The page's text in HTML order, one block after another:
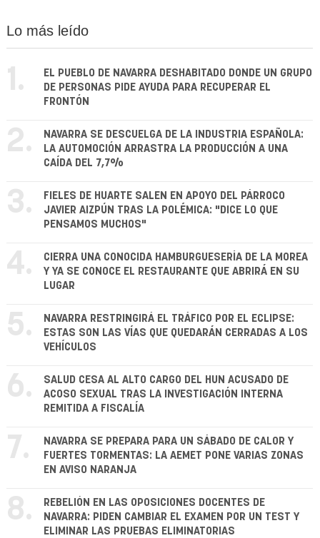
Lo más leído
1.
EL PUEBLO DE NAVARRA DESHABITADO DONDE UN GRUPO
DE PERSONAS PIDE AYUDA PARA RECUPERAR EL
FRONTÓN
2.
NAVARRA SE DESCUELGA DE LA INDUSTRIA ESPAÑOLA:
LA AUTOMOCIÓN ARRASTRA LA PRODUCCIÓN A UNA
CAÍDA DEL 7,7%
3.
FIELES DE HUARTE SALEN EN APOYO DEL PÁRROCO
JAVIER AIZPÚN TRAS LA POLÉMICA: "DICE LO QUE
PENSAMOS MUCHOS"
4.
CIERRA UNA CONOCIDA HAMBURGUESERÍA DE LA MOREA
Y YA SE CONOCE EL RESTAURANTE QUE ABRIRÁ EN SU
LUGAR
5.
NAVARRA RESTRINGIRÁ EL TRÁFICO POR EL ECLIPSE:
ESTAS SON LAS VÍAS QUE QUEDARÁN CERRADAS A LOS
VEHÍCULOS
6.
SALUD CESA AL ALTO CARGO DEL HUN ACUSADO DE
ACOSO SEXUAL TRAS LA INVESTIGACIÓN INTERNA
REMITIDA A FISCALÍA
7.
NAVARRA SE PREPARA PARA UN SÁBADO DE CALOR Y
FUERTES TORMENTAS: LA AEMET PONE VARIAS ZONAS
EN AVISO NARANJA
8.
REBELIÓN EN LAS OPOSICIONES DOCENTES DE
NAVARRA: PIDEN CAMBIAR EL EXAMEN POR UN TEST Y
ELIMINAR LAS PRUEBAS ELIMINATORIAS